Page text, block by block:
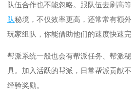
队伍合作也不能忽略。跟队伍去刷高
队秘境，不仅效率更高，还常常有额
玩家组队，你能借助他们的速度快速完
帮派系统一般也会有帮派任务、帮派
具。加入活跃的帮派，日常帮派贡献
经验奖励。